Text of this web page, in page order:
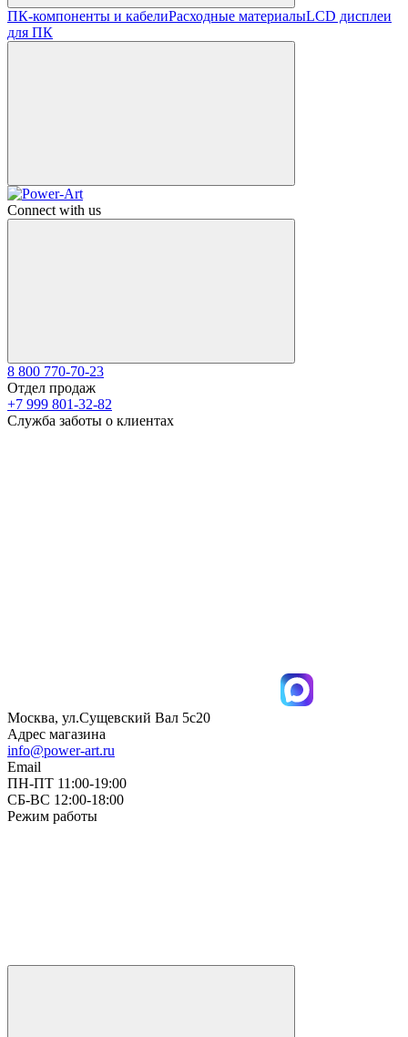
ПК-компоненты и кабелиРасходные материалыLCD дисплеи
для ПК
Connect with us
8 800 770-70-23
Отдел продаж
+7 999 801-32-82
Служба заботы о клиентах
Москва, ул.Сущевский Вал 5с20
Адрес магазина
info@power-art.ru
Email
ПН-ПТ 11:00-19:00
СБ-ВС 12:00-18:00
Режим работы